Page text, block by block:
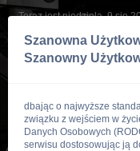
Teraz jest niedziela, 9 sie
Szanowna
Szanowny
dbając o najwyższe
związku z wejściem w
Danych Osobowych
serwisu dostosowując ją